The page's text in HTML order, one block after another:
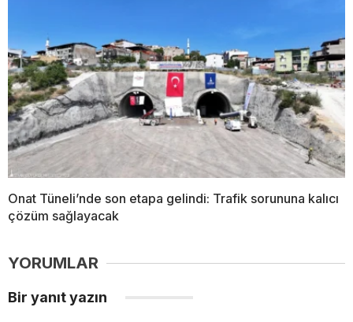
Onat Tüneli’nde son etapa gelindi: Trafik sorununa kalıcı
çözüm sağlayacak
YORUMLAR
Bir yanıt yazın